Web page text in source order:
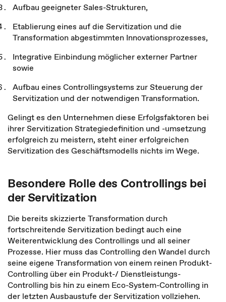
Aufbau geeigneter Sales-Strukturen,
Etablierung eines auf die Servitization und die
Transformation abgestimmten Innovationsprozesses,
Integrative Einbindung möglicher externer Partner
sowie
Aufbau eines Controllingsystems zur Steuerung der
Servitization und der notwendigen Transformation.
Gelingt es den Unternehmen diese Erfolgsfaktoren bei
ihrer Servitization Strategiedefinition und -umsetzung
erfolgreich zu meistern, steht einer erfolgreichen
Servitization des Geschäftsmodells nichts im Wege.
Besondere Rolle des Controllings bei
der Servitization
Die bereits skizzierte Transformation durch
fortschreitende Servitization bedingt auch eine
Weiterentwicklung des Controllings und all seiner
Prozesse. Hier muss das Controlling den Wandel durch
seine eigene Transformation von einem reinen Produkt-
Controlling über ein Produkt-/ Dienstleistungs-
Controlling bis hin zu einem Eco-System-Controlling in
der letzten Ausbaustufe der Servitization vollziehen.